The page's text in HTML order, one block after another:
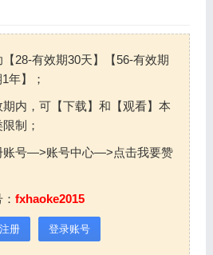
28-有效期30天】【56-有效期
年】；
内，可【下载】和【观看】本
制；
账号—>账号中心—>点击我要赞
fxhaoke2015
册 登录账号